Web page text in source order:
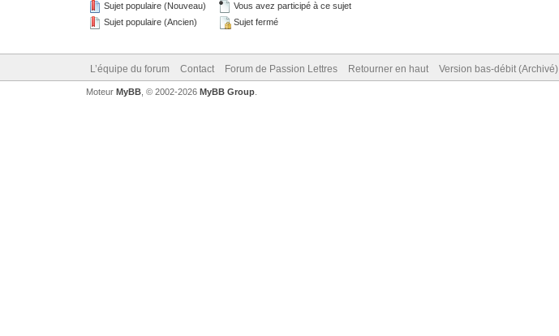
Sujet populaire (Nouveau)
Sujet populaire (Ancien)
Vous avez participé à ce sujet
Sujet fermé
L’équipe du forum Contact Forum de Passion Lettres Retourner en haut Version bas-débit (Archivé)
Moteur MyBB, © 2002-2026 MyBB Group.